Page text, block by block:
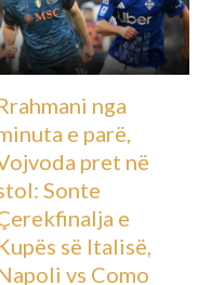
nga
e parë,
pret në
Sonte
e
së Italisë,
vs Como